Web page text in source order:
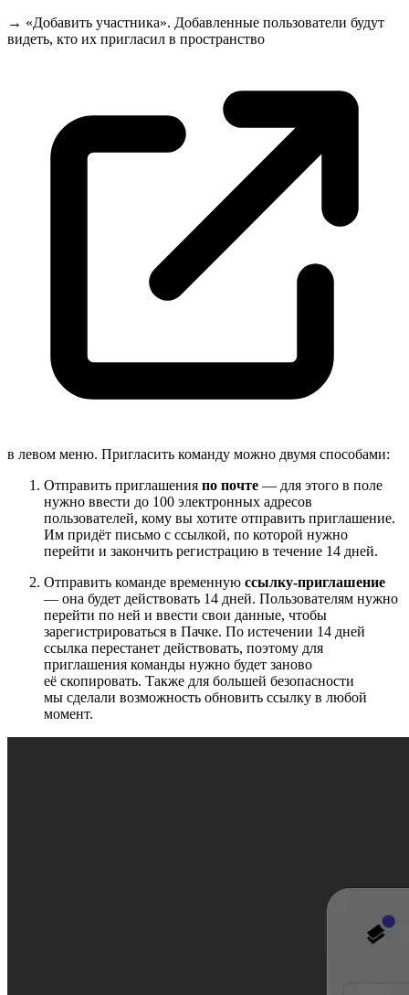
→ «Добавить участника». Добавленные пользователи будут
видеть, кто их пригласил в пространство
в левом меню. Пригласить команду можно двумя способами:
Отправить приглашения по почте — для этого в поле
нужно ввести до 100 электронных адресов
пользователей, кому вы хотите отправить приглашение.
Им придёт письмо с ссылкой, по которой нужно
перейти и закончить регистрацию в течение 14 дней.
Отправить команде временную ссылку-приглашение
— она будет действовать 14 дней. Пользователям нужно
перейти по ней и ввести свои данные, чтобы
зарегистрироваться в Пачке. По истечении 14 дней
ссылка перестанет действовать, поэтому для
приглашения команды нужно будет заново
её скопировать. Также для большей безопасности
мы сделали возможность обновить ссылку в любой
момент.